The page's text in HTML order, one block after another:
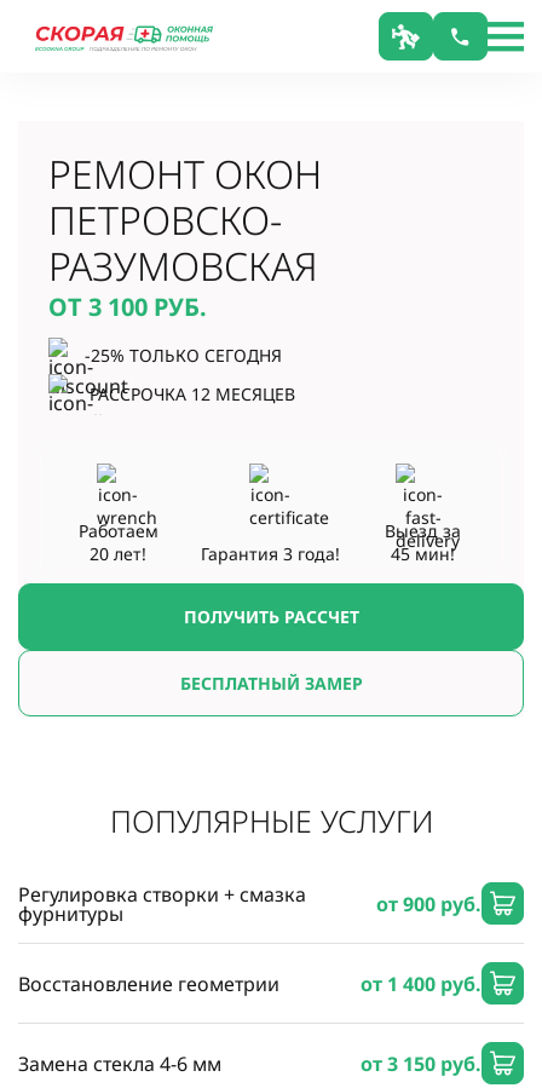
РЕМОНТ ОКОН
ПЕТРОВСКО-
РАЗУМОВСКАЯ
ОТ 3 100 РУБ.
-25% ТОЛЬКО СЕГОДНЯ
РАССРОЧКА 12 МЕСЯЦЕВ
ПОЛУЧИТЬ РАССЧЕТ
БЕСПЛАТНЫЙ ЗАМЕР
Работаем
20 лет!
Гарантия3 года!
Выезд за
45 мин!
ПОПУЛЯРНЫЕ УСЛУГИ
Регулировка створки + смазка
фурнитуры от 900 руб.
Восстановление геометрии от 1 400 руб.
Замена стекла 4-6 мм от 3 150 руб.